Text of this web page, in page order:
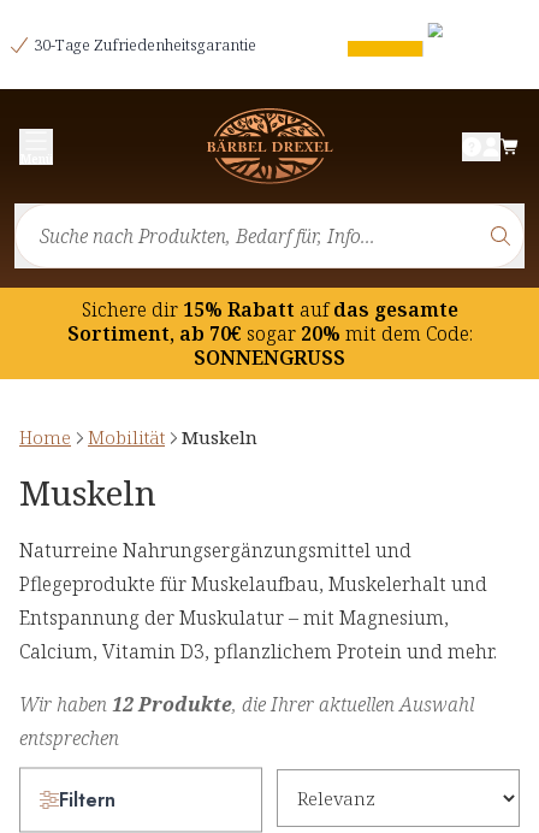
30-Tage Zufriedenheitsgarantie
Sichere dir15% Rabatt aufdas gesamte
Sortiment, ab 70€ sogar20% mit dem Code:
SONNENGRUSS
Home Mobilität Muskeln
Muskeln
Naturreine Nahrungsergänzungsmittel und
Pflegeprodukte für Muskelaufbau, Muskelerhalt und
Entspannung der Muskulatur – mit Magnesium,
Calcium, Vitamin D3, pflanzlichem Protein und mehr.
Wir haben12 Produkte, die Ihrer aktuellen Auswahl
entsprechen
Filtern